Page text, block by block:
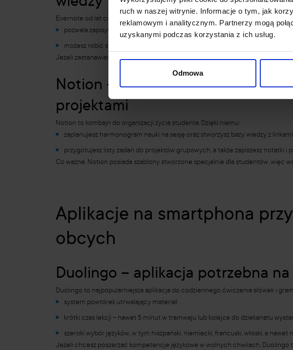
ruch w naszej witrynie. Informacje o tym, jak
reklamowym i analitycznym. Partnerzy mogą
uzyskanymi podczas korzystania z ich usług.
Odmowa
Evernote od lat cieszy się uznaniem studentów, ponieważ:
pozwala zapisywać linki do artykułów naukowych,
możesz robić szybkie notatki głosowe podczas wykładu, a także masz
Jeżeli zastanawiasz się, jakieaplikacje dla studentówpomogą Ci ogarnąć
Notion – aplikacja na
projektami
Notion to kombajn do organizacji życia studenta. Dzięki niemu:
zaplanujesz harmonogram nauki na sesję oraz stworzysz bazy wiedzy z
przygotujesz listy zadań do projektów grupowych, a także zapiszesz notatki i
Co ważne, Notion posiada szablony stworzone specjalnie dla studentów, więc
Aplikacje na smartphona
obcych
Duolingo – aplikacja potrzebna
Duolingo to najpopularniejsza aplikacja do codziennego ćwiczenia słówek i
system powtórek utrwalający materiał,
krótki czas lekcji – nawet 5 minut w tramwaju lub kolejce do dziekanatu
szeroki wybór języków, w tym hiszpański, niemiecki, francuski, włoski, a nawet
Jeżeli chcesz poszerzać kompetencje językowe w wolnych chwilach, Duolingo